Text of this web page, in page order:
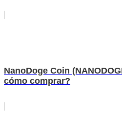
NanoDoge Coin
cómo comprar?